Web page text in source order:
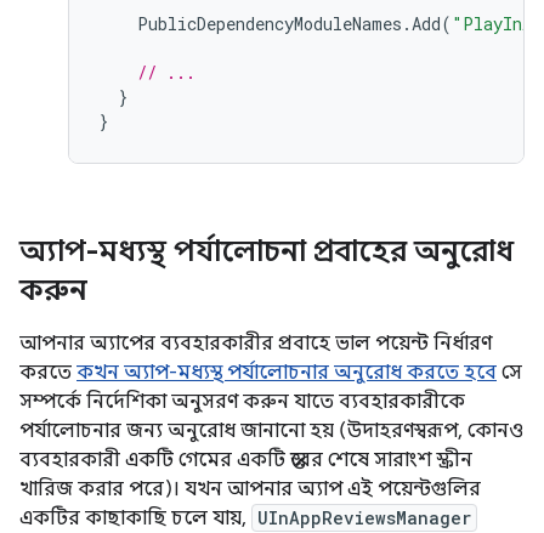
PublicDependencyModuleNames .Add(
// ...
}
}
অ্যাপ-মধ্যস্থ পর্যালোচনা প্রবাহের অনুরোধ
করুন
আপনার অ্যাপের ব্যবহারকারীর প্রবাহে ভাল পয়েন্ট নির্ধারণ
করতে কখন অ্যাপ-মধ্যস্থ পর্যালোচনার অনুরোধ করতে হবে সে
সম্পর্কে নির্দেশিকা অনুসরণ করুন যাতে ব্যবহারকারীকে
পর্যালোচনার জন্য অনুরোধ জানানো হয় (উদাহরণস্বরূপ, কোনও
ব্যবহারকারী একটি গেমের একটি স্তরের শেষে সারাংশ স্ক্রীন
খারিজ করার পরে)। যখন আপনার অ্যাপ এই পয়েন্টগুলির
একটির কাছাকাছি চলে যায়, UInAppReviewsManager